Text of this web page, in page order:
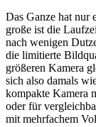
Das Ganze hat nur
große ist die
nach wenigen
die limitierte
größeren Kamera
sich also damals
kompakte Kamera
oder für
mit mehrfachem